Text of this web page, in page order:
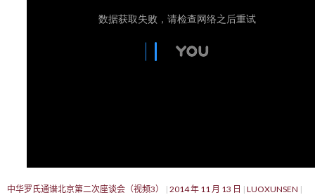
中华罗氏通谱北京第二次座谈会（视频3） 2014 年 11 月 13 日
LUOXUNSEN